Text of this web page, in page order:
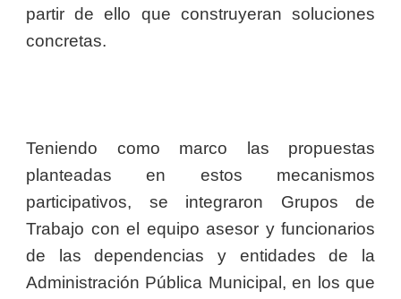
partir de ello que construyeran soluciones
concretas.
Teniendo como marco las propuestas
planteadas en estos mecanismos
participativos, se integraron Grupos de
Trabajo con el equipo asesor y funcionarios
de las dependencias y entidades de la
Administración Pública Municipal, en los que